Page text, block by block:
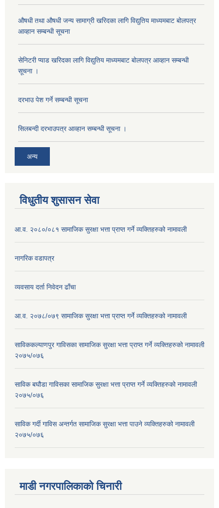
औषधी तथा औषधी जन्य सामाग्री खरिदका लागि विद्युतिय माध्यमबाट बोलपत्र
आव्हान सम्बन्धी सूचना
सेनिटरी प्याड खरिदका लागि विद्युतिय माध्यमबाट बोलपत्र आव्हान सम्बन्धी
सूचना ।
दरभाउ पेश गर्ने सम्बन्धी सूचना
सिलबन्दी दरभाउपत्र आव्हान सम्बन्धी सूचना ।
अन्य
विधुतीय शुसासन सेवा
आ.व. २०८०/०८१ सामाजिक सुरक्षा भत्ता प्राप्त गर्ने व्यक्तिहरुको नामावली
नागरिक वडापत्र
व्यवसाय दर्ता निवेदन ढाँचा
आ.व. २०७८/०७९ सामाजिक सुरक्षा भत्ता प्राप्त गर्ने व्यक्तिहरुको नामावली
साविककल्याणपुर गाविसका सामाजिक सुरक्षा भत्ता प्राप्त गर्ने व्यक्तिहरुको नामावली
२०७५/०७६
साविक बघौडा गाविसका सामाजिक सुरक्षा भत्ता प्राप्त गर्ने व्यक्तिहरुको नामावली
२०७५/०७६
साविक गर्दी गाविस अन्तर्गत सामाजिक सुरक्षा भत्ता पाउने व्यक्तिहरुको नामावली
२०७५/०७६
माडी नगरपालिकाको चिनारी